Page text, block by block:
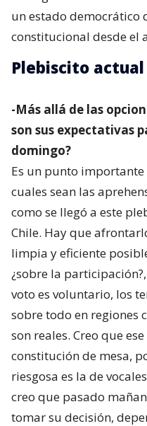
un estado democrático
constitucional desde el
Plebiscito
-Más allá de las
son sus expectativas
domingo?
Es un punto
cuales sean las
como se llegó a este
Chile. Hay que
limpia y eficiente
¿sobre la
voto es voluntario, los
sobre todo en regiones
son reales. Creo que
constitución de mesa,
riesgosa es la de
creo que pasado
tomar su decisión,